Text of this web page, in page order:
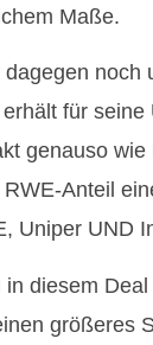
Maße.
für seine
genauso
Anteil
Uniper UND
in diesem
größeres